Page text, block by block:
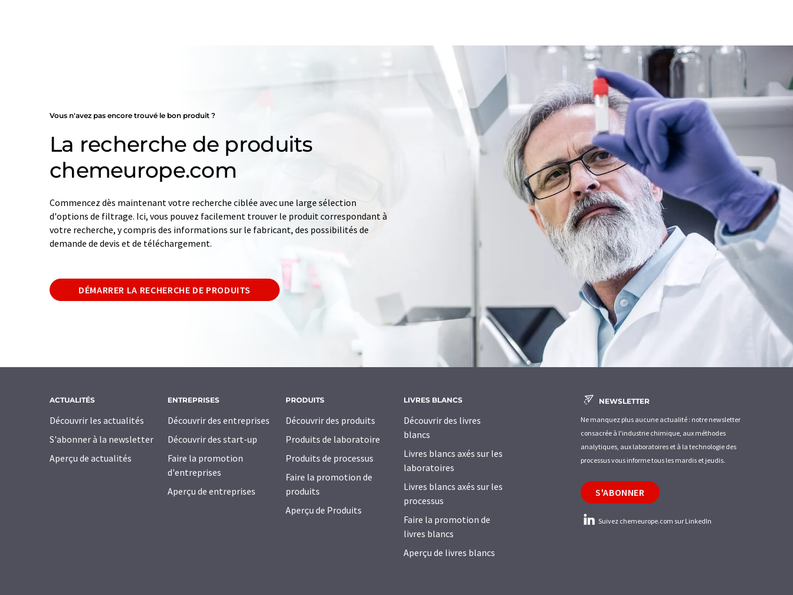
Vous n'avez pas encore trouvé le bon produit ?
La recherche de produits
chemeurope.com
Commencez dès maintenant votre recherche ciblée avec une large sélection
d'options de filtrage. Ici, vous pouvez facilement trouver le produit correspondant à
votre recherche, y compris des informations sur le fabricant, des possibilités de
demande de devis et de téléchargement.
DÉMARRER LA RECHERCHE DE PRODUITS
ACTUALITÉS
Découvrir les actualités
S'abonner à la newsletter
Aperçu de actualités
ENTREPRISES
Découvrir des entreprises
Découvrir des start-up
Faire la promotion
d'entreprises
Aperçu de entreprises
PRODUITS
Découvrir des produits
Produits de laboratoire
Produits de processus
Faire la promotion de
produits
Aperçu de Produits
LIVRES BLANCS
Découvrir des livres
blancs
Livres blancs axés sur les
laboratoires
Livres blancs axés sur les
processus
Faire la promotion de
livres blancs
Aperçu de livres blancs
NEWSLETTER
Ne manquez plus aucune actualité : notre newsletter
consacrée à l'industrie chimique, aux méthodes
analytiques, aux laboratoires et à la technologie des
processus vous informe tous les mardis et jeudis.
S'ABONNER
Suivez chemeurope.com sur LinkedIn